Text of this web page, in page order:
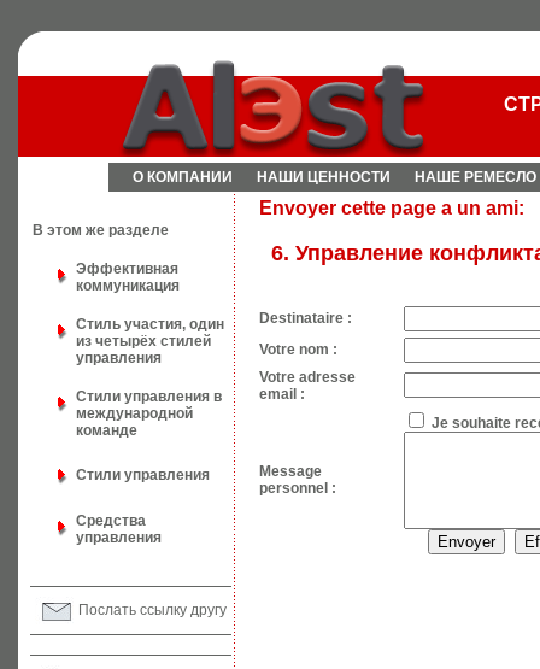
О КОМПАНИИ НАШИ ЦЕННОСТИ НАШЕ РЕМЕСЛО
В этом же разделе
Эффективная
коммуникация
Стиль участия, один
из четырёх стилей
управления
Стили управления в
международной
команде
Стили управления
Средства
управления
Послать ссылку другу
Envoyer cette page a un ami:
6. Управление
Destinataire :
Votre nom :
Votre adresse
email :
Je souhaite
Message
personnel :